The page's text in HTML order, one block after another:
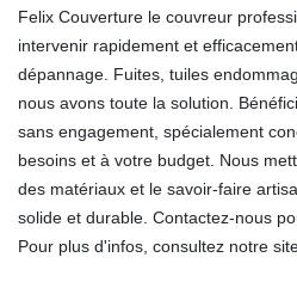
Felix Couverture le couvreur
intervenir rapidement et
dépannage. Fuites, tuiles
nous avons toute la solution.
sans engagement, spécialement
besoins et à votre budget. Nous
des matériaux et le savoir-faire
solide et durable. Contactez-nous
Pour plus d'infos, consultez notre